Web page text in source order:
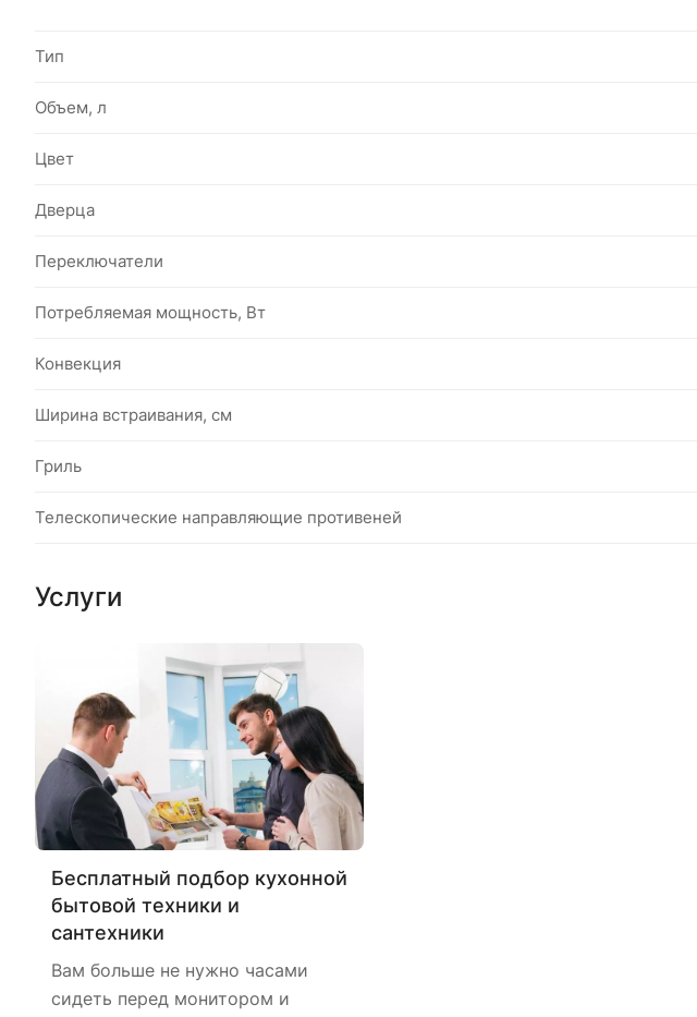
Тип
Объем, л
Цвет
Дверца
Переключатели
Потребляемая мощность, Вт
Конвекция
Ширина встраивания, см
Гриль
Телескопические направляющие противеней
Услуги
Бесплатный подбор кухонной
бытовой техники и
сантехники
Вам больше не нужно часами
сидеть перед монитором и